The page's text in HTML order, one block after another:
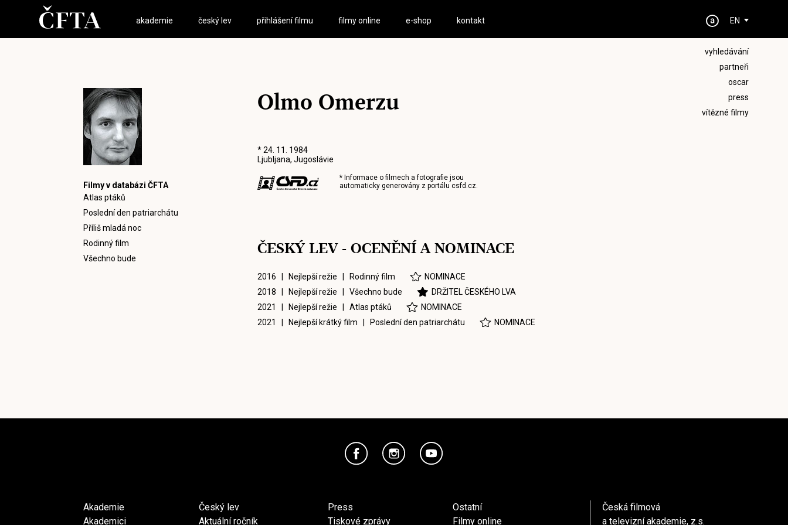
akademie český lev přihlášení filmu filmy online e-shop kontakt EN
vyhledávání
partneři
oscar
press
vítězné filmy
Filmy v databázi ČFTA
Atlas ptáků
Poslední den patriarchátu
Příliš mladá noc
Rodinný film
Všechno bude
Olmo Omerzu
* 24. 11. 1984
Ljubljana, Jugoslávie
* Informace o filmech a fotografie jsou
automaticky generovány z portálu csfd.cz.
ČESKÝ LEV - OCENĚNÍ A NOMINACE
2016 | Nejlepší režie | Rodinný film
NOMINACE
2018 | Nejlepší režie | Všechno bude
DRŽITEL ČESKÉHO LVA
2021 | Nejlepší režie | Atlas ptáků
NOMINACE
2021 | Nejlepší krátký film |
Poslední den patriarchátu NOMINACE
Akademie
Akademici
Český lev
Aktuální ročník
Press
Tiskové zprávy
Ostatní
Filmy online
Česká filmová
a televizní akademie, z.s.